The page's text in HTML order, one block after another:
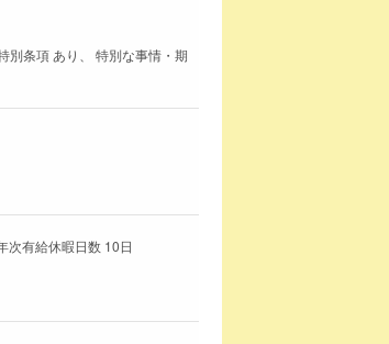
別条項 あり、 特別な事情・期
次有給休暇日数 10日